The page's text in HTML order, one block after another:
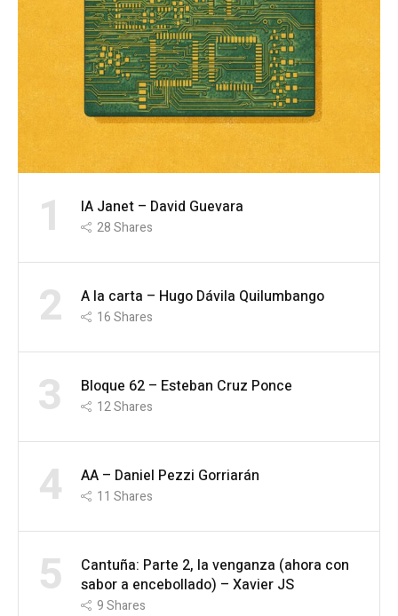
1 IA Janet – David Guevara
28Shares
2 A la carta – Hugo Dávila Quilumbango
16Shares
3 Bloque 62 – Esteban Cruz Ponce
12Shares
4 AA – Daniel Pezzi Gorriarán
11 Shares
5
Cantuña: Parte 2, la venganza (ahora con
sabor a encebollado) – Xavier JS
9Shares